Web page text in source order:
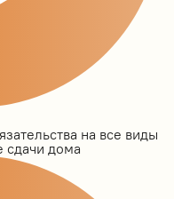
на все виды
сдачи дома